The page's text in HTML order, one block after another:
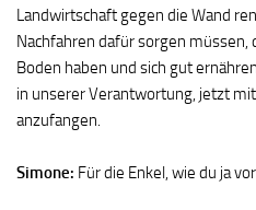
Landwirtschaft gegen die Wand
Nachfahren dafür sorgen müssen,
Boden haben und sich gut
in unserer Verantwortung, jetzt
anzufangen.
Simone: Für die Enkel, wie du ja